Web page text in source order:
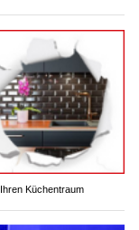
Küchentraum